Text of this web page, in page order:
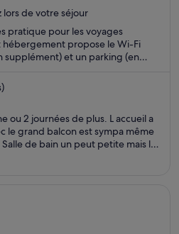
lors de votre séjour
pratique pour les voyages
hébergement propose le Wi-Fi
et un parking (en
Des attractions populaires,
Van Gogh, se trouvent à
ou 2 journées de plus. L accueil a
le grand balcon est sympa même
de bain un peut petite mais la